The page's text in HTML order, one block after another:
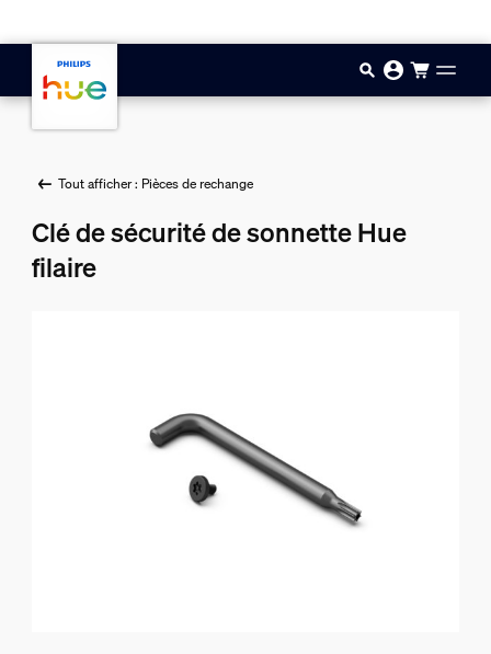
Tout afficher : Pièces de rechange
Clé de sécurité de sonnette Hue
filaire